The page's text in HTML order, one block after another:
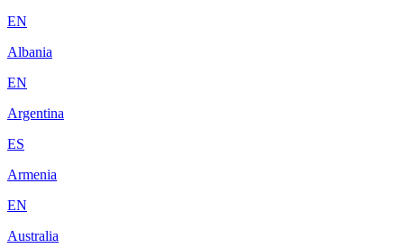
EN
Albania
EN
Argentina
ES
Armenia
EN
Australia